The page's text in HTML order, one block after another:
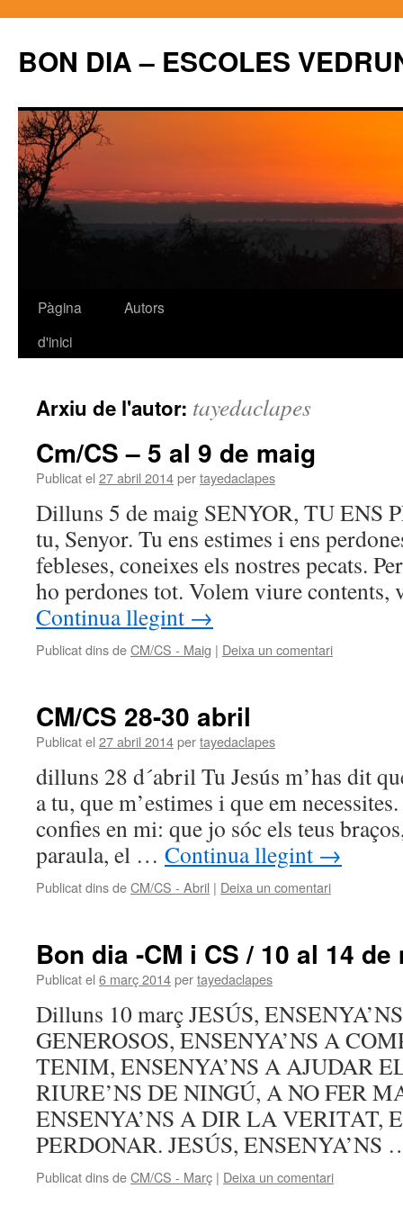
BON DIA – ESCOLES
Vés
Pàgina
d'inici
Autors
Arxiu de l'autor: tayedaclapes
Cm/CS – 5 al 9 de maig
Publicat el 27 abril 2014pertayedaclapes
Dilluns 5 de maig SENYOR, TU ENS
tu, Senyor. Tu ens estimes i ens
febleses, coneixes els nostres pecats.
ho perdones tot. Volem viure
Continua llegint →
Publicat dins deCM/CS - Maig | Deixa un comentari
CM/CS 28-30 abril
Publicat el 27 abril 2014pertayedaclapes
dilluns 28 d´abril Tu Jesús m’has dit
a tu, que m’estimes i que em
confies en mi: que jo sóc els teus
paraula, el … Continua llegint →
Publicat dins deCM/CS - Abril | Deixa un comentari
Bon dia -CM i CS / 10 al 14 de
Publicat el 6 març 2014pertayedaclapes
Dilluns 10 març JESÚS,
GENEROSOS, ENSENYA’NS A
TENIM, ENSENYA’NS A AJUDAR
RIURE’NS DE NINGÚ, A NO FER
ENSENYA’NS A DIR LA VERITAT,
PERDONAR. JESÚS,
Publicat dins deCM/CS - Març | Deixa un comentari